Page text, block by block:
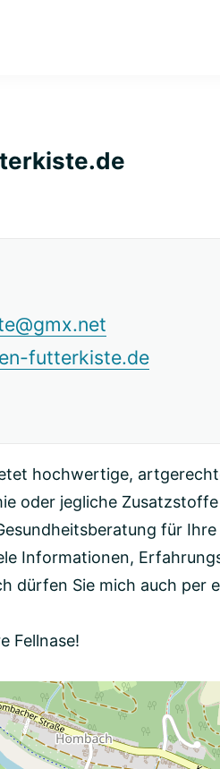
futterkiste.de
hochwertige,
oder jegliche
für Ihre
Informationen,
dürfen Sie mich auch per
Fellnase!